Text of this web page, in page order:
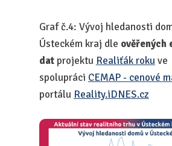
Graf č.4: Vývoj hledanosti
Ústeckém kraj dle ověřených
dat projektu Realiťák rokuve
spolupráci CEMAP - cenové
portálu Reality.iDNES.cz